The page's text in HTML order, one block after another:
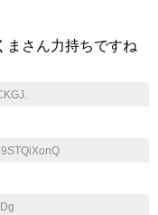
さん力持ちですね